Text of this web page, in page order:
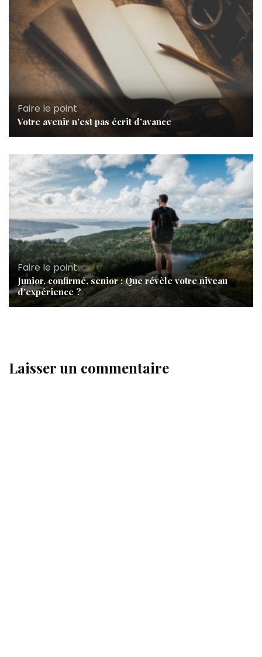
Faire le point
Votre avenir n’est pas écrit d’avance
Faire le point
Junior, confirmé, senior : Que révèle votre niveau
d’expérience ?
Laisser un commentaire